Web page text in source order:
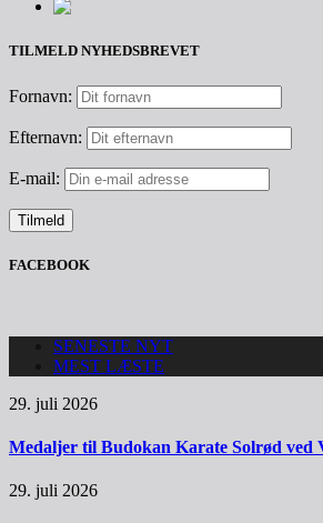
TILMELD NYHEDSBREVET
Fornavn:
Efternavn:
E-mail:
FACEBOOK
SENESTE NYT
MEST LÆSTE
29. juli 2026
Medaljer til Budokan Karate Solrød ved
29. juli 2026